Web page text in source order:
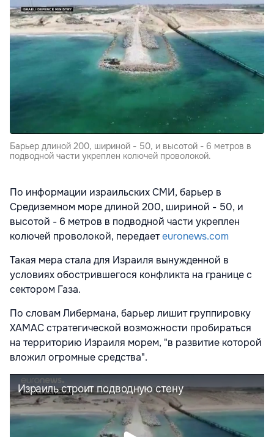
Барьер длиной 200, шириной - 50, и высотой - 6 метров в
подводной части укреплен колючей проволокой.
По информации израильских СМИ, барьер в
Средиземном море длиной 200, шириной - 50, и
высотой - 6 метров в подводной части укреплен
колючей проволокой, передаетeuronews.com
Такая мера стала для Израиля вынужденной в
условиях обострившегося конфликта на границе с
сектором Газа.
По словам Либермана, барьер лишит группировку
ХАМАС стратегической возможности пробираться
на территорию Израиля морем, "в развитие которой
вложил огромные средства".